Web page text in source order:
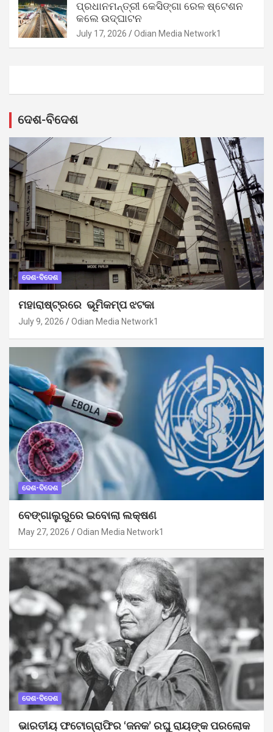
ପ୍ରଧାନମନ୍ତ୍ରୀ କେସିଙ୍ଗା ରେଳ ଷ୍ଟେଶନ
କଲେ ଉଦ୍‌ଘାଟନ
July 17, 2026 Odian Media Network1
ଦେଶ-ବିଦେଶ
ଦେଶ-ବିଦେଶ
ମହାରାଷ୍ଟ୍ରରେ ଭୂମିକମ୍ପ ଝଟକା
July 9, 2026 Odian Media Network1
ଦେଶ-ବିଦେଶ
ବେଙ୍ଗାଲୁରୁରେ ଇବୋଲା ଲକ୍ଷଣ
May 27, 2026 Odian Media Network1
ଦେଶ-ବିଦେଶ
ଭାରତୀୟ ଫଟୋଗ୍ରାଫିର ‘ଜନକ’ ରଘୁ ରାୟଙ୍କ ପରଲୋକ